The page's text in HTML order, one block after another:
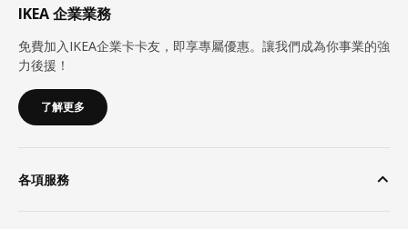
IKEA 企業業務
免費加入IKEA企業卡卡友，即享專屬優惠。讓我們成為你事業的強
力後援！
了解更多
各項服務